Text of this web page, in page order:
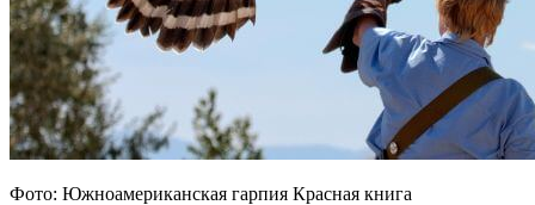
Фото: Южноамериканская гарпия Красная книга